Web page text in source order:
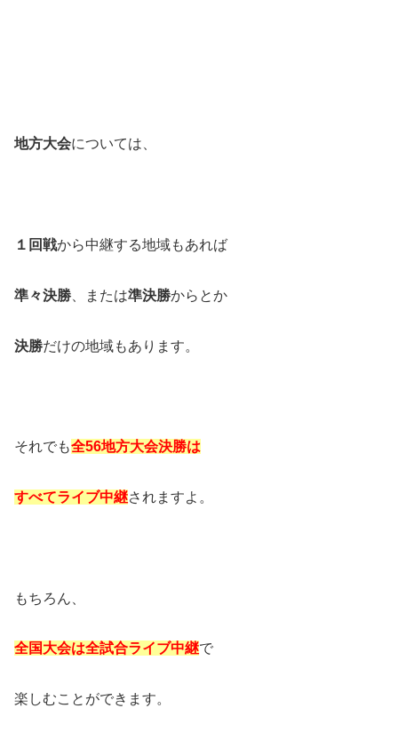
地方大会については、
１回戦から中継する地域もあれば
準々決勝 、または準決勝からとか
決勝だけの地域もあります。
それでも全56地方大会決勝は
すべてライブ中継されますよ。
もちろん、
全国大会は全試合ライブ中継で
楽しむことができます。